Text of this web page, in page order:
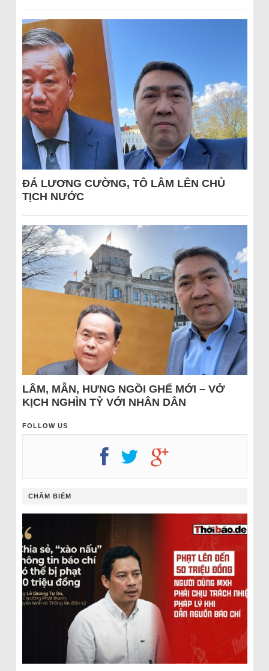
ĐÁ LƯƠNG CƯỜNG, TÔ LÂM LÊN CHỦ
TỊCH NƯỚC
LÂM, MẪN, HƯNG NGỒI GHẾ MỚI – VỞ
KỊCH NGHÌN TỶ VỚI NHÂN DÂN
FOLLOW US
CHÂM BIẾM